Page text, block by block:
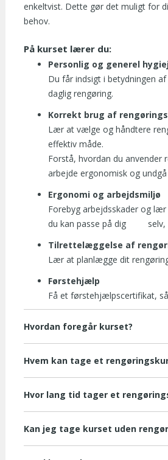
enkeltvist. Dette gør det muligt for
behov.
På kurset lærer du:
Personlig og generel
Du får indsigt i betydningen
daglig rengøring.
Korrekt brug af
Lær at vælge og håndtere
effektiv måde.
Forstå, hvordan du anvender
arbejde ergonomisk og undgå
Ergonomi og arbejdsmiljø
Forebyg arbejdsskader og
du kan passe på dig selv,
Tilrettelæggelse af
Lær at planlægge dit
Førstehjælp
Få et førstehjælpscertifikat,
Hvordan foregår kurset?
Hvem kan tage et
Hvor lang tid tager et
Kan jeg tage kurset uden